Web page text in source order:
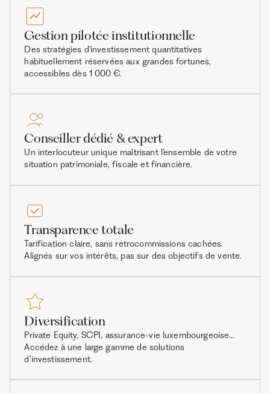
Gestion pilotée institutionnelle
Des stratégies d'investissement quantitatives
habituellement réservées aux grandes fortunes,
accessibles dès 1 000 €.
Conseiller dédié & expert
Un interlocuteur unique maîtrisant l'ensemble de votre
situation patrimoniale, fiscale et financière.
Transparence totale
Tarification claire, sans rétrocommissions cachées.
Alignés sur vos intérêts, pas sur des objectifs de vente.
Diversification
Private Equity, SCPI, assurance-vie luxembourgeoise…
Accédez à une large gamme de solutions
d’investissement.